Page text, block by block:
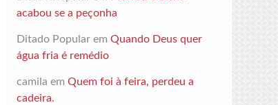
acabou se a peçonha
Ditado Popularem Quando Deus quer
água fria é remédio
camila em Quem foi à feira, perdeu a
cadeira.